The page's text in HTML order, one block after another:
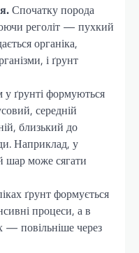
Спочатку порода
реголіт — пухкий
органіка,
і ґрунт
у ґрунті формуються
середній
близький до
Наприклад, у
шар може сягати
ґрунт формується
процеси, а в
— повільніше через